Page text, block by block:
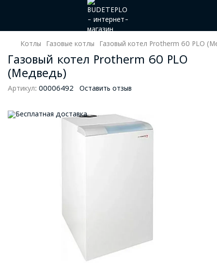
Котлы Газовые котлы Газовый котел Protherm 60 PLO
Газовый котел Protherm 60 PLO
(Медведь)
Артикул: 00006492 Оставить отзыв